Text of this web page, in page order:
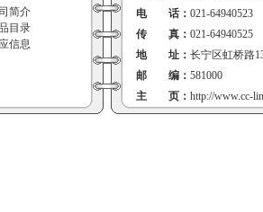
简介
目录
信息
电 话： 021-64940523
传 真： 021-64940525
地 址： 长宁区虹桥路
邮 编： 581000
主 页： http://www.cc-